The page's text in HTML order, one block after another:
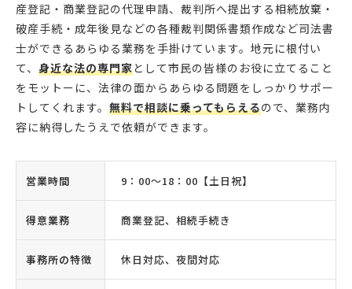
産登記・商業登記の代理申請、裁判所へ提出する相続放棄・
破産手続・成年後見などの各種裁判関係書類作成など司法書
士ができるあらゆる業務を手掛けています。地元に根付い
て、 身近な法の専門家として市民の皆様のお役に立てること
をモットーに、法律の面からあらゆる問題をしっかりサポー
トしてくれます。 無料で相談に乗ってもらえるので、業務内
容に納得したうえで依頼ができます。
営業時間 9：00〜18：00【土日祝】
得意業務 商業登記、相続手続き
事務所の特徴 休日対応、夜間対応